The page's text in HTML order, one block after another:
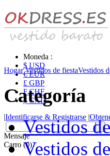
Moneda :
$ USD
€ EUR
£ GBP
₣ CHF
$ CAD
|Identificarse & Registrarse |
Mensaje
Carro (0)
Hogar Vestidos de fiestaVestidos
Categoría
Vestidos
Vestidos